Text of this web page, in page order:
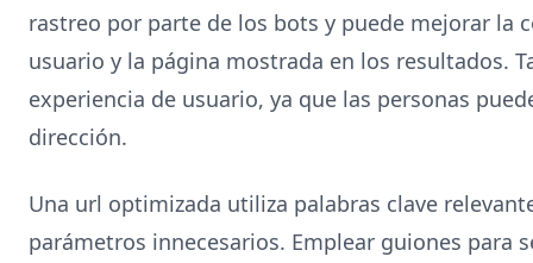
rastreo por parte de los bots y puede mejorar la
usuario y la página mostrada en los resultados.
experiencia de usuario, ya que las personas
dirección.
Una url optimizada utiliza palabras clave
parámetros innecesarios. Emplear guiones para